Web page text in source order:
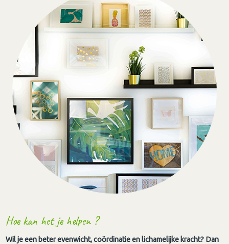
Hoe kan het je helpen ?
Wil je een beter evenwicht, coördinatie en lichamelijke kracht? Dan